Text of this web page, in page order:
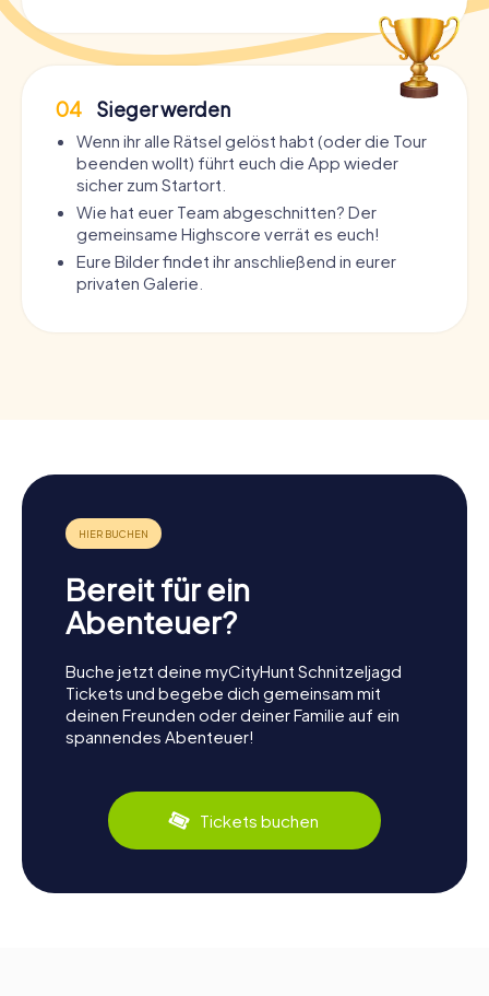
04 Sieger werden
Wenn ihr alle Rätsel gelöst habt (oder die Tour
beenden wollt) führt euch die App wieder
sicher zum Startort.
Wie hat euer Team abgeschnitten? Der
gemeinsame Highscore verrät es euch!
Eure Bilder findet ihr anschließend in eurer
privaten Galerie.
Bereit für ein
Abenteuer?
Buche jetzt deine myCityHunt Schnitzeljagd
Tickets und begebe dich gemeinsam mit
deinen Freunden oder deiner Familie auf ein
spannendes Abenteuer!
Tickets buchen